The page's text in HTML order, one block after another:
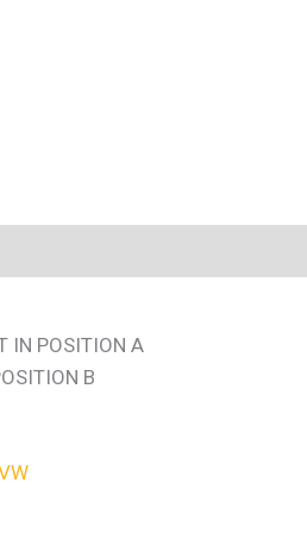
IN POSITION A
B